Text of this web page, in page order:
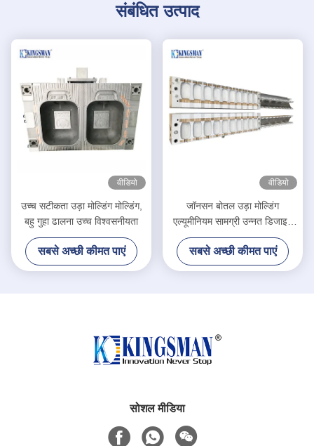
संबंधित उत्पाद
वीडियो
उच्च सटीकता उड़ा मोल्डिंग मोल्डिंग,
बहु गुहा ढालना उच्च विश्वसनीयता
सबसे अच्छी कीमत पाएं
वीडियो
जॉनसन बोतल उड़ा मोल्डिंग
एल्यूमीनियम सामग्री उन्नत डिजाइन
उच्च स्थायित्व मरो
सबसे अच्छी कीमत पाएं
सोशल मीडिया